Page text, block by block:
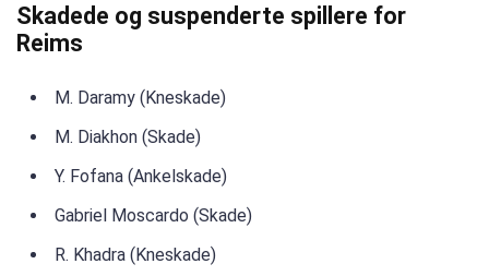
Skadede og suspenderte spillere for
Reims
M. Daramy (Kneskade)
M. Diakhon (Skade)
Y. Fofana (Ankelskade)
Gabriel Moscardo (Skade)
R. Khadra (Kneskade)